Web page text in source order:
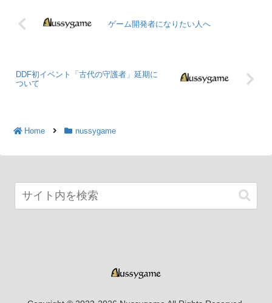
ゲーム開発者になりたい人へ
DDF初イベント「古代の守護者」延期に
ついて
Home nussygame